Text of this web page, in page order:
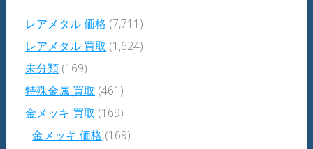
レアメタル 価格 (7,711)
レアメタル 買取 (1,624)
未分類 (169)
特殊金属 買取 (461)
金メッキ 買取 (169)
金メッキ 価格 (169)